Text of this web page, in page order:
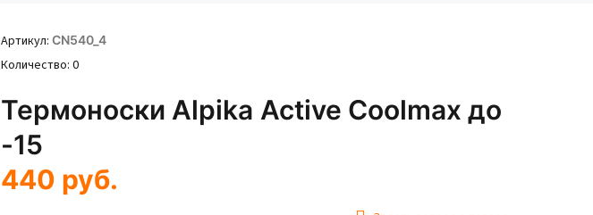
Артикул CN540_4
Количество 0
Термоноски Alpika Active Coolmax до
-15
440 руб.